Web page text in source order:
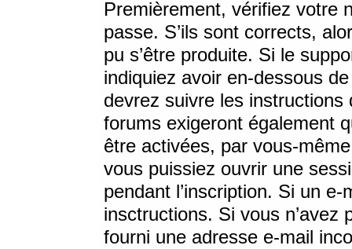
Premièrement, vérifiez votre
passe. S’ils sont corrects,
pu s’être produite. Si le
indiquiez avoir en-dessous
devrez suivre les
forums exigeront également
être activées, par vous-
vous puissiez ouvrir une
pendant l’inscription. Si un
insctructions. Si vous n’avez
fourni une adresse e-mail